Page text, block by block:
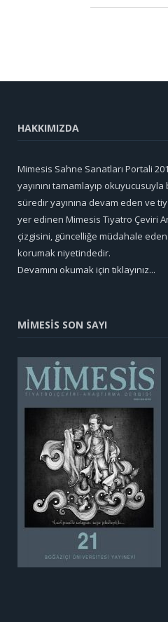
HAKKIMIZDA
Mimesis Sahne Sanatları Portali
yayınını tamamlayıp okuyucusuyla
süredir yayınına devam eden ve
yer edinen Mimesis Tiyatro Çeviri
çizgisini, güncelliğe müdahale eden
korumak niyetindedir.
Devamını okumak için tıklayınız...
MİMESİS SON SAYI